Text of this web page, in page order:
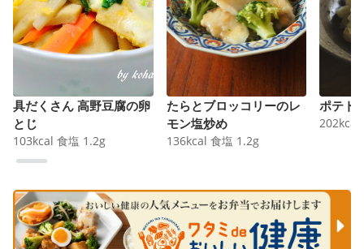
具だくさん 高野豆腐の卵
とじ
103kcal 食塩 1.2g
たらとブロッコリーのレ
モン塩炒め
136kcal 食塩 1.2g
ポテト
202kcal